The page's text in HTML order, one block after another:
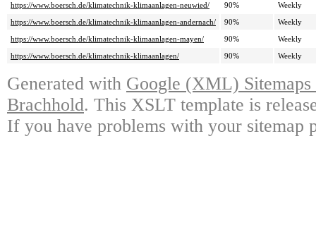
https://www.boersch.de/klimatechnik-klimaanlagen-neuwied/
90%
Weekly
https://www.boersch.de/klimatechnik-klimaanlagen-andernach/
90%
Weekly
https://www.boersch.de/klimatechnik-klimaanlagen-mayen/
90%
Weekly
https://www.boersch.de/klimatechnik-klimaanlagen/
90% Weekly
Generated with Google (XML)
Brachhold. This XSLT template is
If you have problems with your sitemap